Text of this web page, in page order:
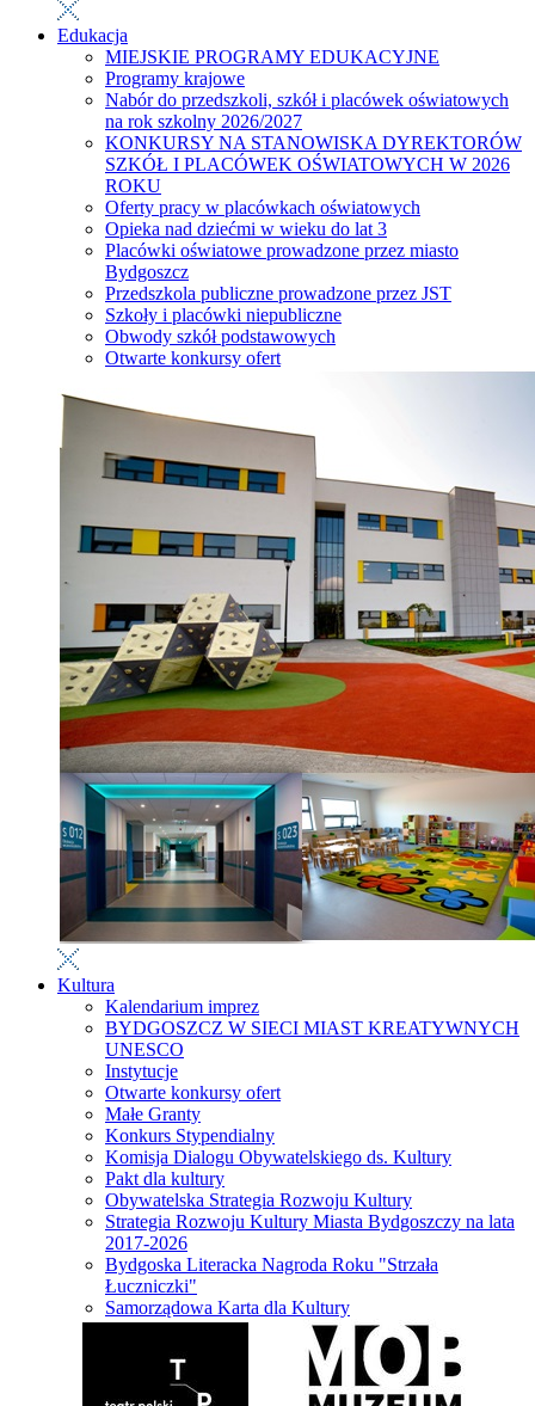
Edukacja
MIEJSKIE PROGRAMY EDUKACYJNE
Programy krajowe
Nabór do przedszkoli, szkół i placówek oświatowych
na rok szkolny 2026/2027
KONKURSY NA STANOWISKA DYREKTORÓW
SZKÓŁ I PLACÓWEK OŚWIATOWYCH W 2026
ROKU
Oferty pracy w placówkach oświatowych
Opieka nad dziećmi w wieku do lat 3
Placówki oświatowe prowadzone przez miasto
Bydgoszcz
Przedszkola publiczne prowadzone przez JST
Szkoły i placówki niepubliczne
Obwody szkół podstawowych
Otwarte konkursy ofert
Kultura
Kalendarium imprez
BYDGOSZCZ W SIECI MIAST KREATYWNYCH
UNESCO
Instytucje
Otwarte konkursy ofert
Małe Granty
Konkurs Stypendialny
Komisja Dialogu Obywatelskiego ds. Kultury
Pakt dla kultury
Obywatelska Strategia Rozwoju Kultury
Strategia Rozwoju Kultury Miasta Bydgoszczy na lata
2017-2026
Bydgoska Literacka Nagroda Roku "Strzała
Łuczniczki"
Samorządowa Karta dla Kultury